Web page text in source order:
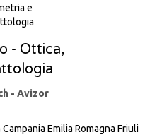
- Ottica,
- Avizor
Campania Emilia Romagna Friuli